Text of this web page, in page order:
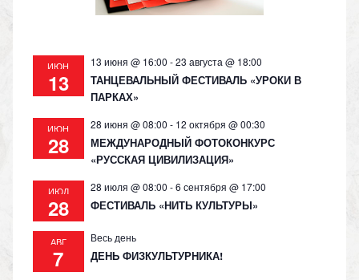
ki
ИЮН
13
13 июня @ 16:00 -23 августа @ 18:00
ТАНЦЕВАЛЬНЫЙ ФЕСТИВАЛЬ «УРОКИ В
ПАРКАХ»
ИЮН
28
28 июня @ 08:00 - 12 октября @ 00:30
МЕЖДУНАРОДНЫЙ ФОТОКОНКУРС
«РУССКАЯ ЦИВИЛИЗАЦИЯ»
ИЮЛ
28
28 июля @ 08:00 -6 сентября @ 17:00
ФЕСТИВАЛЬ «НИТЬ КУЛЬТУРЫ»
АВГ
7
Весь день
ДЕНЬ ФИЗКУЛЬТУРНИКА!